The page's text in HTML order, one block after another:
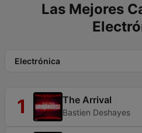
Las Mejores
Electrónica
1 The Arrival
Bastien Deshayes